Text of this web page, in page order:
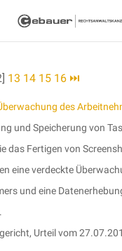
13 14 15 16 ⏭
des
und Speicherung von
das Fertigen von
eine verdeckte
und eine
Urteil vom